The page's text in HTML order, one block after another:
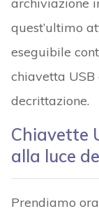
quest’ultimo
eseguibile
chiavetta
decrittazione.
Chiavette
alla luce
Prendiamo